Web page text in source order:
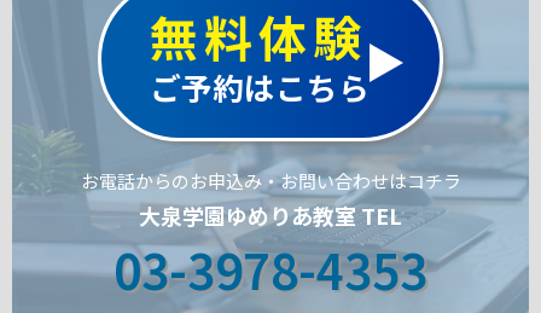
無料体験
ご予約はこちら
お電話からのお申込み・お問い合わせはコチラ
大泉学園ゆめりあ教室 TEL
03-3978-4353